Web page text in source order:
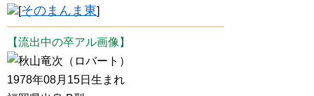
[そのまんま東]
【流出中の卒アル画像】
秋山竜次（ロバート）
1978年08月15日生まれ